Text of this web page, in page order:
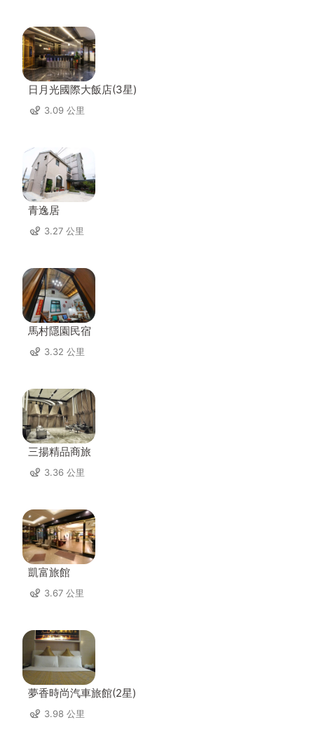
日月光國際大飯店(3星)
3.09 公里
青逸居
3.27 公里
馬村隱園民宿
3.32 公里
三揚精品商旅
3.36 公里
凱富旅館
3.67 公里
夢香時尚汽車旅館(2星)
3.98 公里